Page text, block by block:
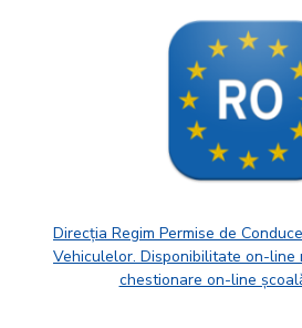
Direcția Regim Permise de
Vehiculelor. Disponibilitate on-line
chestionare on-line